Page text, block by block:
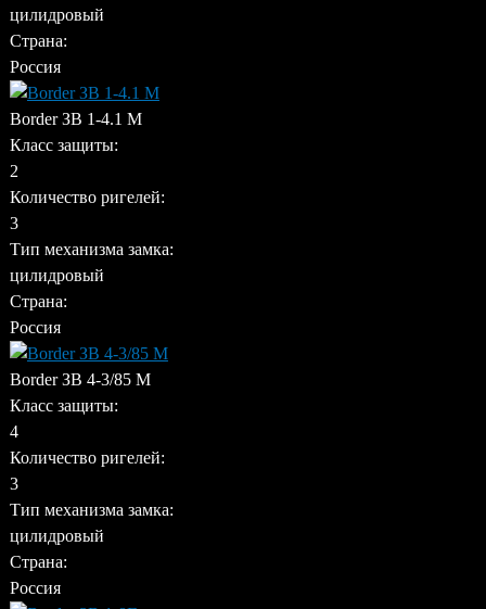
цилидровый
Страна:
Россия
Border ЗВ 1-4.1 М
Класс защиты:
2
Количество ригелей:
3
Тип механизма замка:
цилидровый
Страна:
Россия
Border ЗВ 4-3/85 М
Класс защиты:
4
Количество ригелей:
3
Тип механизма замка:
цилидровый
Страна:
Россия